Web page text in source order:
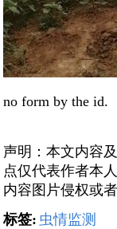
no form by the id.
声明：本文内容
点仅代表作者本
内容图片侵权或
标签: 虫情监测